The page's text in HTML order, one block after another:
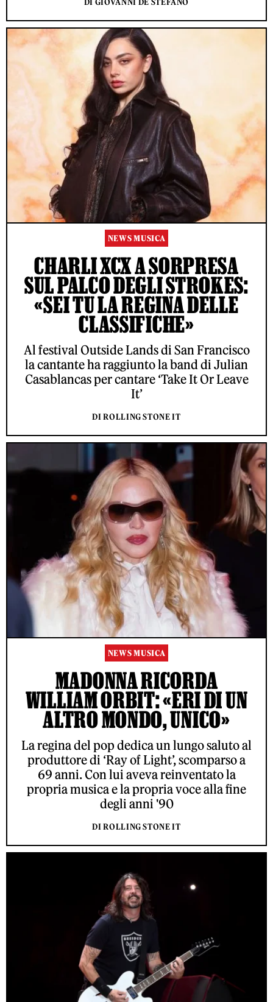
DI GIOVANNI DE STEFANO
NEWS MUSICA
CHARLI XCX A SORPRESA
SUL PALCO DEGLI STROKES:
«SEI TU LA REGINA DELLE
CLASSIFICHE»
Al festival Outside Lands di San Francisco
la cantante ha raggiunto la band di Julian
Casablancas per cantare ‘Take It Or Leave
It’
DI ROLLING STONE IT
NEWS MUSICA
MADONNA RICORDA
WILLIAM ORBIT: «ERI DI UN
ALTRO MONDO, UNICO»
La regina del pop dedica un lungo saluto al
produttore di ‘Ray of Light’, scomparso a
69 anni. Con lui aveva reinventato la
propria musica e la propria voce alla fine
degli anni '90
DI ROLLING STONE IT